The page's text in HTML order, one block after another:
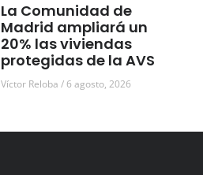
La Comunidad de
Madrid ampliará un
20% las viviendas
protegidas de la AVS
Víctor Reloba 6 agosto, 2026